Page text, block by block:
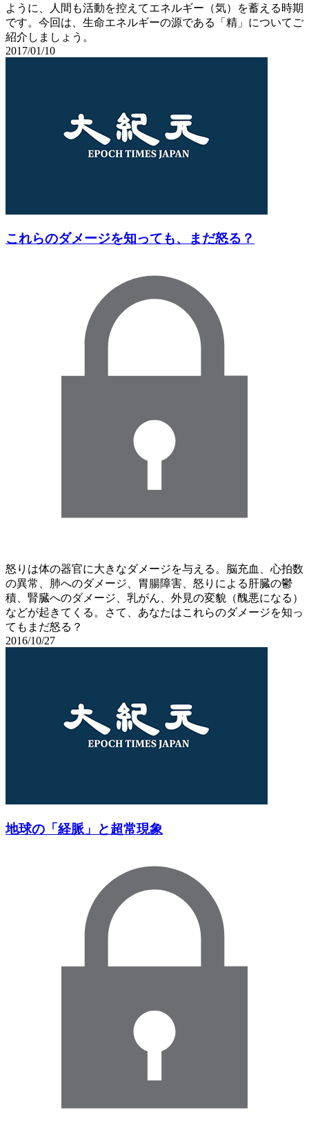
ように、人間も活動を控えてエネルギー（気）を蓄える時期
です。今回は、生命エネルギーの源である「精」についてご
紹介しましょう。
2017/01/10
これらのダメージを知っても、まだ怒る？
怒りは体の器官に大きなダメージを与える。脳充血、心拍数
の異常、肺へのダメージ、胃腸障害、怒りによる肝臓の鬱
積、腎臓へのダメージ、乳がん、外見の変貌（醜悪になる）
などが起きてくる。さて、あなたはこれらのダメージを知っ
てもまだ怒る？
2016/10/27
地球の「経脈」と超常現象